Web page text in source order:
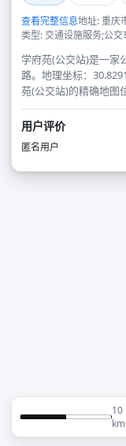
查看完整信息地址: 重庆
类型: 交通设施服务;公
学府苑(公交站)是一家
路。地理坐标：
苑(公交站)的精确地图
用户评价
匿名用户
10
km